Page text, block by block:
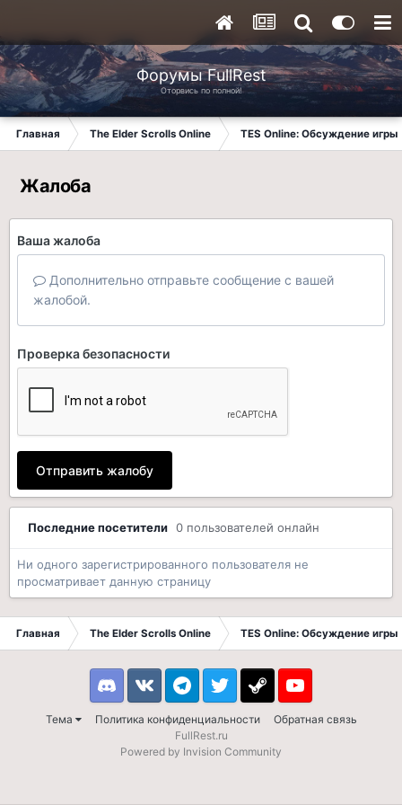
Форумы FullRest
Оторвись по полной!
Главная The Elder Scrolls Online TES Online: Обсуждение игры
Жалоба
Ваша жалоба
Дополнительно отправьте сообщение с вашей
жалобой.
Проверка безопасности
Отправить жалобу
Последние посетители 0 пользователей онлайн
Ни одного зарегистрированного пользователя не
просматривает данную страницу
Главная The Elder Scrolls Online TES Online: Обсуждение игры
Тема Политика конфиденциальности Обратная связь
DiscordVK TelegramTwitter Steam Youtube
FullRest.ru
Powered by Invision Community